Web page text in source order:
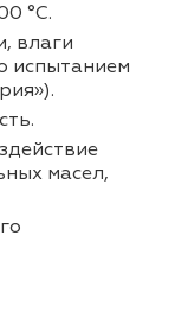
°C.
влаги
испытанием
масел,